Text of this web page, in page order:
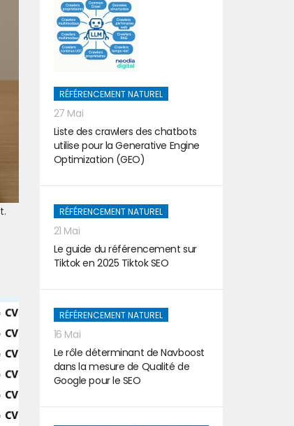
RÉFÉRENCEMENT NATUREL
27 Mai
Liste des crawlers des chatbots
utilise pour la Generative Engine
Optimization (GEO)
RÉFÉRENCEMENT NATUREL
21 Mai
Le guide du référencement sur
Tiktok en 2025 Tiktok SEO
RÉFÉRENCEMENT NATUREL
16 Mai
Le rôle déterminant de Navboost
dans la mesure de Qualité de
Google pour le SEO